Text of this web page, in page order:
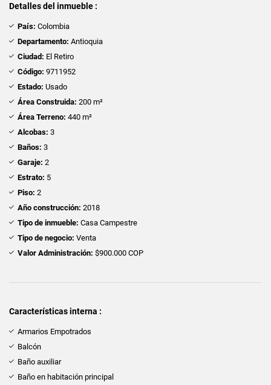
Detalles del inmueble :
País: Colombia
Departamento: Antioquia
Ciudad: El Retiro
Código: 9711952
Estado: Usado
Área Construida: 200 m²
Área Terreno: 440 m²
Alcobas: 3
Baños: 3
Garaje: 2
Estrato: 5
Piso: 2
Año construcción: 2018
Tipo de inmueble: Casa Campestre
Tipo de negocio: Venta
Valor Administración: $900.000 COP
Características interna :
Armarios Empotrados
Balcón
Baño auxiliar
Baño en habitación principal